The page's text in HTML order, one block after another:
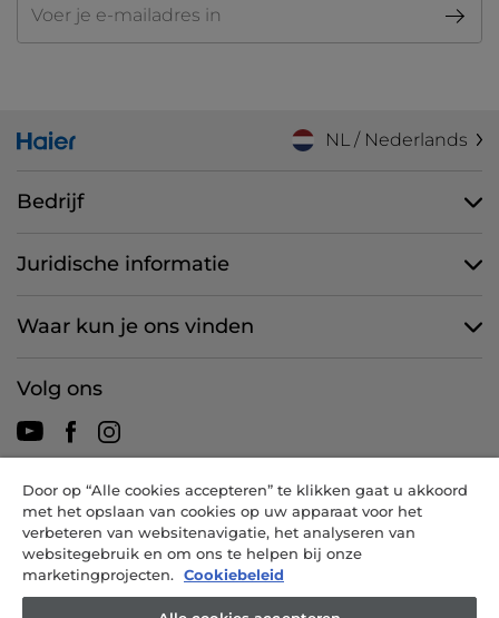
NL / Nederlands
Bedrijf
Juridische informatie
Waar kun je ons vinden
Volg ons
CANDY HOOVER GROUP S.r.I. - een eenpersoonsvennootschap -
HOOFDKANTOOR: Via Comolli, 57 - 20861 Brugherio (MB) - Italië -
ADMINISTRATIEVE KANTOREN: Via Privata Eden Fumagalli snc -
20861 Brugherio (MB) en Via Trento nr. 20/A-22 - 20871 Vimercate
Door op “Alle cookies accepteren” te klikken gaat u akkoord
met het opslaan van cookies op uw apparaat voor het
verbeteren van websitenavigatie, het analyseren van
websitegebruik en om ons te helpen bij onze
marketingprojecten.
Cookiebeleid